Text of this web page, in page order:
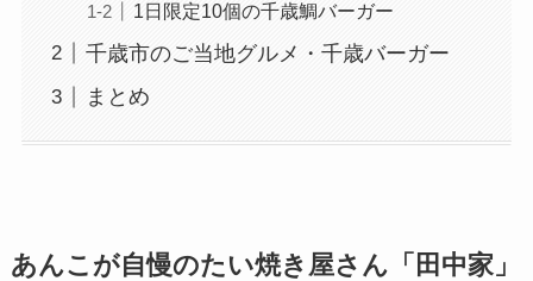
1日限定10個の千歳鯛バーガー
千歳市のご当地グルメ・千歳バーガー
まとめ
あんこが自慢のたい焼き屋さん「田中家」